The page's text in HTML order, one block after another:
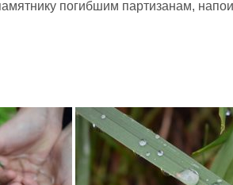
погибшим партизанам,